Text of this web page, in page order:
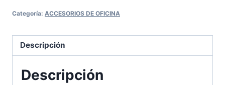
Categoría: ACCESORIOS DE OFICINA
Descripción
Descripción